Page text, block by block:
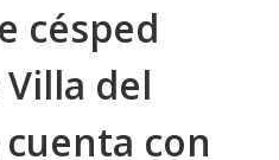
césped
del
con